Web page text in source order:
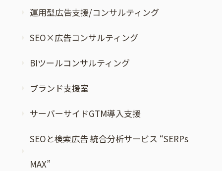
運用型広告支援/コンサルティング
SEO×広告コンサルティング
BIツールコンサルティング
ブランド支援室
サーバーサイドGTM導入支援
SEOと検索広告 統合分析サービス “SERPs
MAX”